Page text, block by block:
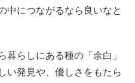
中につながるなら良いなと
暮らしにある種の「余白」
い発見や、優しさをもたら